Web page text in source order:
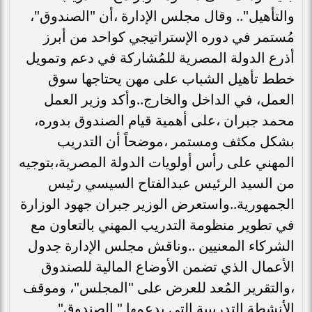
والتأهيل".. وقال مجلس الإدارة ،أن "الصندوق"،
مُستمر في دوره الإستراتيجي كواحد من أبرز
أذرع الدولة المصرية للمُشاركة في دعم وتمويل
خطط تأهيل الشباب على مهن يحتاجها سوق
العمل، في الداخل والخارج..وأكد وزير العمل
محمد جبران ،على أهمية قيام الصندوق بدوره،
بشكل مكثف ومستمر ،موضحاً أن التدريب
المهني على رأس أولويات الدولة المصرية،بتوجيه
من السيد الرئيس عبدالفتاح السيسي رئيس
الجمهورية..واستعرض الوزير جبران جهود الوزارة
في تطوير منظومة التدريب المهني بالتعاون مع
الشركاء المعنيين ..وناقش مجلس الإدارة جدول
الأعمال الذي تضمن الأوضاع المالية للصندوق
،والتقرير المُعد للعرض على "المجلس"، وموقف
الأنشطة التدريبية التي يدعمها " الصندوق"